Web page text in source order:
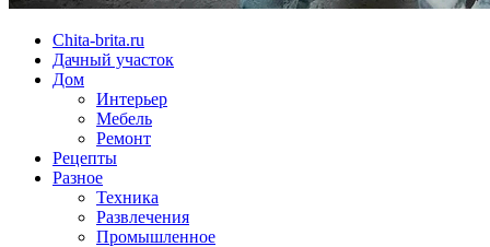
Chita-brita.ru
Дачный участок
Дом
Интерьер
Мебель
Ремонт
Рецепты
Разное
Техника
Развлечения
Промышленное